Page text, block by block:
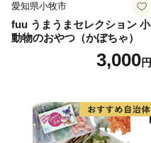
愛知県小牧市
fuu うまうまセレクション 小
動物のおやつ（かぼちゃ）
3,000円